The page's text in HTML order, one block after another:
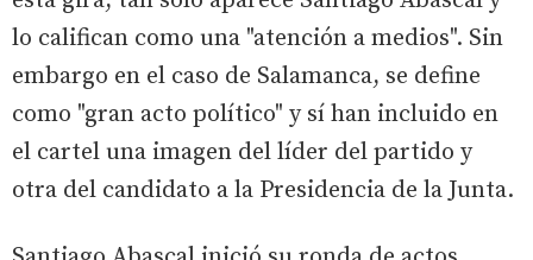
lo califican como una "atención a medios". Sin
embargo en el caso de Salamanca, se define
como "gran acto político" y sí han incluido en
el cartel una imagen del líder del partido y
otra del candidato a la Presidencia de la Junta.